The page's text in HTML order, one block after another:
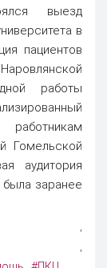
выезд
в
пациентов
работы
работникам
Гомельской
аудитория
заранее